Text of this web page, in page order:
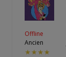
Offline
Ancien
★★★★